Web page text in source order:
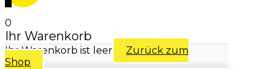
0
Ihr Warenkorb
Ihr Warenkorb ist leer
Zurück zum
Shop